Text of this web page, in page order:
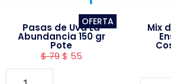
OFERTA
Pasas de Uva La
Abundancia 150 gr
Pote
$79 $ 55
Mix